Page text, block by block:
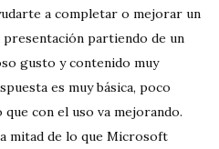
a completar o mejorar un
partiendo de un
gusto y contenido muy
es muy básica, poco
con el uso va mejorando.
mitad de lo que Microsoft